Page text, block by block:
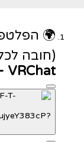
🌍
(חובה
VRChat – העולם הכי פתוח שיש